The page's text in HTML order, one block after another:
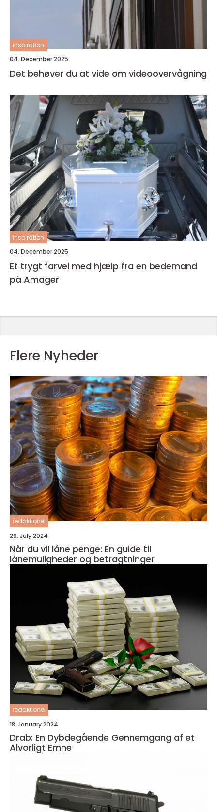
inspiration
04. December 2025
Det behøver du at vide om videoovervågning
inspiration
04. December 2025
Et trygt farvel med hjælp fra en bedemand
på Amager
Flere Nyheder
redaktionel
26. July 2024
Når du vil låne penge: En guide til
lånemuligheder og betragtninger
redaktionel
18. January 2024
Drab: En Dybdegående Gennemgang af et
Alvorligt Emne